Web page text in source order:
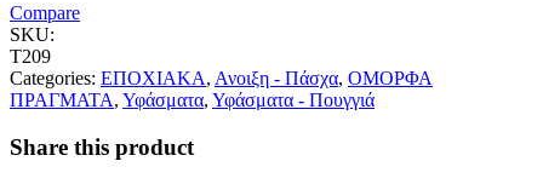
Compare
SKU:
Τ209
Categories: ΕΠΟΧΙΑΚΑ, Ανοιξη - Πάσχα, ΟΜΟΡΦΑ
ΠΡΑΓΜΑΤΑ, Υφάσματα, Υφάσματα - Πουγγιά
Share this product